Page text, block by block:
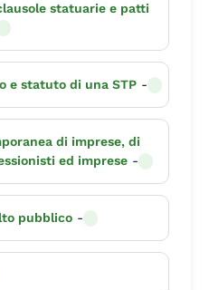
statuarie e patti
e statuto di una STP -
di imprese, di
ed imprese -
pubblico -